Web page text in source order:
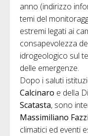
anno (indirizzo
temi del
estremi legati ai
consapevolezza
idrogeologico sul
delle emergenze.
Dopo i saluti
Calcinaro e della
Scatasta, sono
Massimiliano
climatici ed eventi